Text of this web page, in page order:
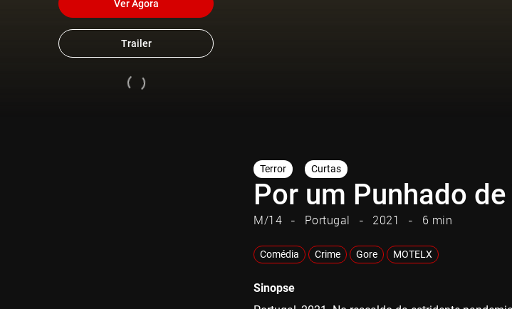
Ver Agora
Trailer
Terror Curtas
Por um Punhado
M/14 Portugal 2021 6 min
Comédia Crime Gore MOTELX
Sinopse